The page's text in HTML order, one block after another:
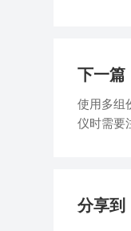
下一篇
使用多组
仪时需要
分享到